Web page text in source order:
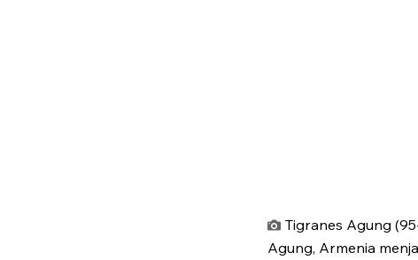
Tigranes Agung
Agung, Armenia